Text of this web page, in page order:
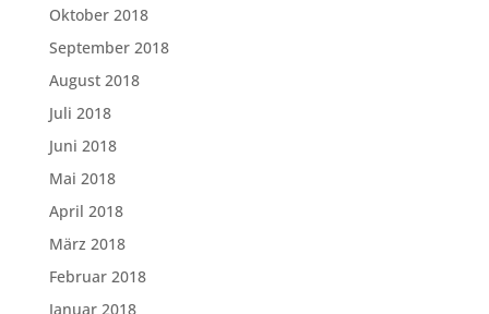
Oktober 2018
September 2018
August 2018
Juli 2018
Juni 2018
Mai 2018
April 2018
März 2018
Februar 2018
Januar 2018